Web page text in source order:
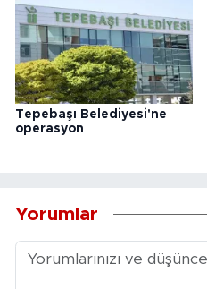
Tepebaşı Belediyesi'ne
operasyon
Yorumlar